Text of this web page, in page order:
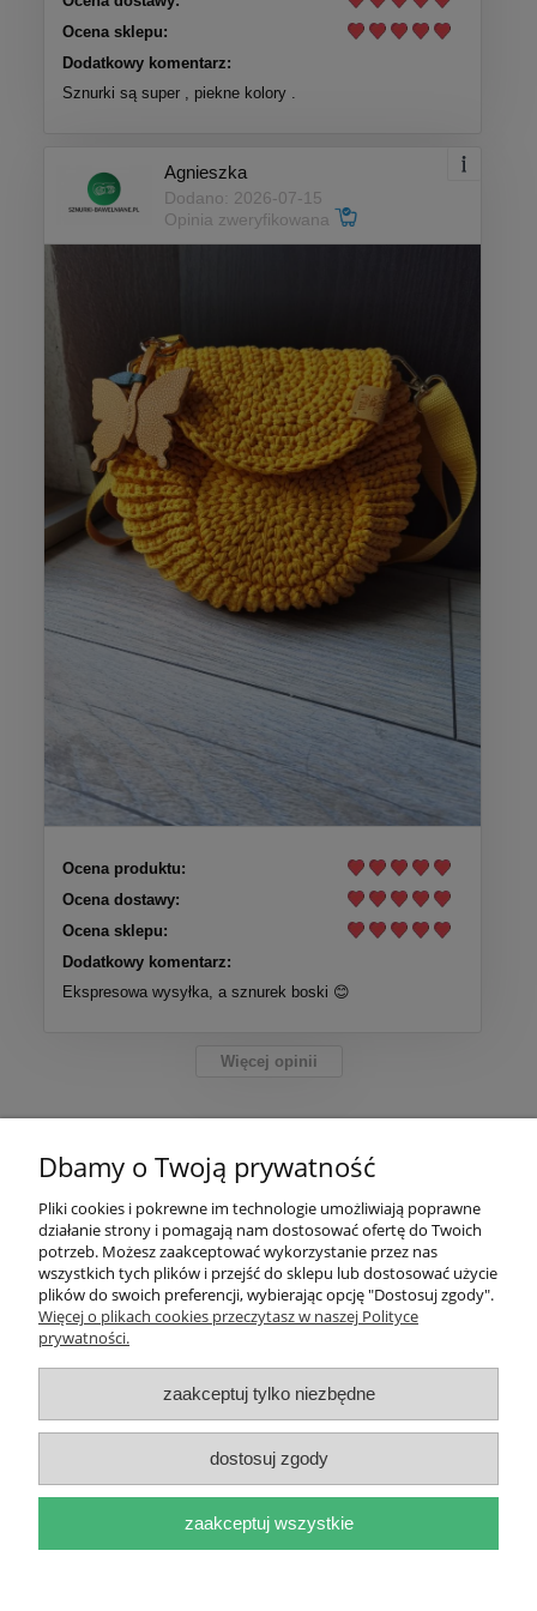
Ocena sklepu:
Dodatkowy komentarz:
Sznurki są super , piekne kolory .
Agnieszka
Dodano: 2026-07-15
Opinia zweryfikowana
Ocena produktu:
Ocena dostawy:
Ocena sklepu:
Dodatkowy komentarz:
Ekspresowa wysyłka, a sznurek boski 😊
Więcej opinii
Moje konto
Płatności i dostawa
Informacje
O nas
pokaż pełną wersję strony
Sklep internetowy Shoper.pl
Dbamy o Twoją prywatność
Pliki cookies i pokrewne im technologie umożliwiają poprawne
działanie strony i pomagają nam dostosować ofertę do Twoich
potrzeb. Możesz zaakceptować wykorzystanie przez nas
wszystkich tych plików i przejść do sklepu lub dostosować użycie
plików do swoich preferencji, wybierając opcję "Dostosuj zgody".
Więcej o plikach cookies przeczytasz w naszej Polityce
prywatności.
zaakceptuj tylko niezbędne
dostosuj zgody
zaakceptuj wszystkie